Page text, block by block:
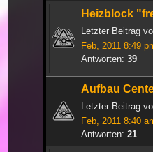
Heizblock
Letzter Beitrag
Feb, 2011 8:49
Antworten: 39
Aufbau
Letzter Beitrag
Feb, 2011 8:40
Antworten: 21